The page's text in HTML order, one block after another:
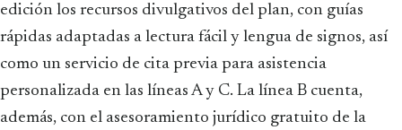
edición los recursos divulgativos del plan, con guías
rápidas adaptadas a lectura fácil y lengua de signos, así
como un servicio de cita previa para asistencia
personalizada en las líneas A y C. La línea B cuenta,
además, con el asesoramiento jurídico gratuito de la